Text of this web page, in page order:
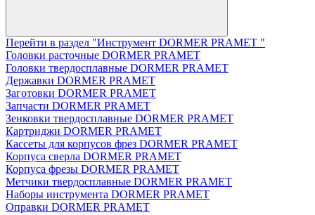
Перейти в раздел "Инструмент DORMER PRAMET "
Головки расточные DORMER PRAMET
Головки твердосплавные DORMER PRAMET
Державки DORMER PRAMET
Заготовки DORMER PRAMET
Запчасти DORMER PRAMET
Зенковки твердосплавные DORMER PRAMET
Картриджи DORMER PRAMET
Кассеты для корпусов фрез DORMER PRAMET
Корпуса сверла DORMER PRAMET
Корпуса фрезы DORMER PRAMET
Метчики твердосплавные DORMER PRAMET
Наборы инструмента DORMER PRAMET
Оправки DORMER PRAMET